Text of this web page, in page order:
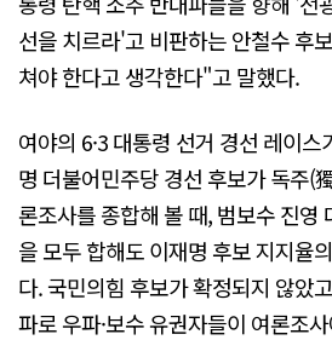
선을 치르라'고 비판하는 안철수 후
쳐야 한다고 생각한다"고 말했다.
여야의 6·3 대통령 선거 경선 레이
명 더불어민주당 경선 후보가 독주(
론조사를 종합해 볼 때, 범보수 진영
을 모두 합해도 이재명 후보 지지율
다. 국민의힘 후보가 확정되지 않았
파로 우파·보수 유권자들이 여론조